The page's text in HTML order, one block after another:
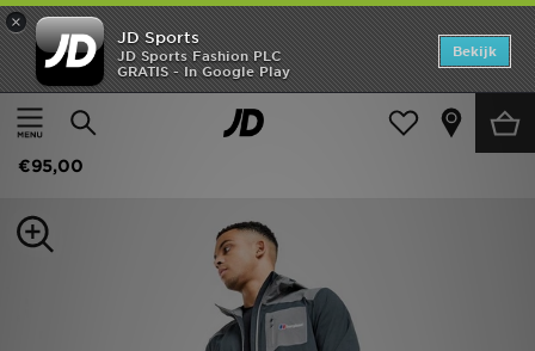
×
JD Sports
JD Sports Fashion PLC
GRATIS - In Google Play
Bekijk
Thuis
Heren Herenkleding Joggingbroeken
Berghaus Intervale Woven Track Pants
€95,00
Home
Offers
Dames